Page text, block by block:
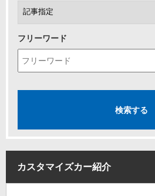
フリーワード
カスタマイズカー紹介